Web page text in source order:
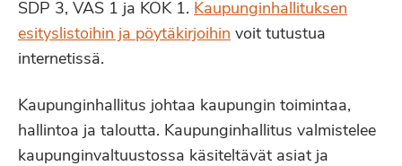
SDP 3, VAS 1 ja KOK 1. Kaupunginhallituksen
esityslistoihin ja pöytäkirjoihin voit tutustua
internetissä.
Kaupunginhallitus johtaa kaupungin toimintaa,
hallintoa ja taloutta. Kaupunginhallitus valmistelee
kaupunginvaltuustossa käsiteltävät asiat ja